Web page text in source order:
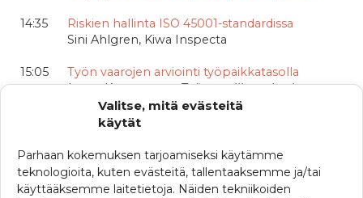
Valitse, mitä evästeitä
käytät
Parhaan kokemuksen tarjoamiseksi käytämme
teknologioita, kuten evästeitä, tallentaaksemme ja/tai
käyttääksemme laitetietoja. Näiden tekniikoiden
14:35
Riskien hallinta ISO 45001-standardissa
Sini Ahlgren, Kiwa Inspecta
15:05
Työn vaarojen arviointi työpaikkatasolla
Lasse Kammonen, Työturvallisuuskeskus
Vastuullinen ja turvallinen työmatkustaminen –
Jan Virtavuori, Wärtsilä
16:00 Lopetus